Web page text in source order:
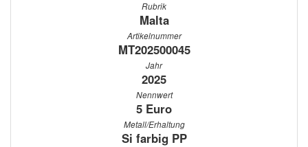
Rubrik
Malta
Artikelnummer
MT202500045
Jahr
2025
Nennwert
5 Euro
Metall/Erhaltung
Si farbig PP